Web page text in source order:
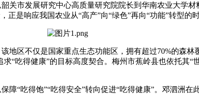
市发展研究中心高质量研究院院长到华南农业大学材
是响应我国农业从“高产”向“绿色”再向“功能”转型的时
区不仅是国家重点生态功能区，拥有超过70%的森林
“吃得健康”的目标高度契合。梅州市蕉岭县也依托其
“吃得饱”“吃得安全”转向促进“吃得健康”。邓泗洲在